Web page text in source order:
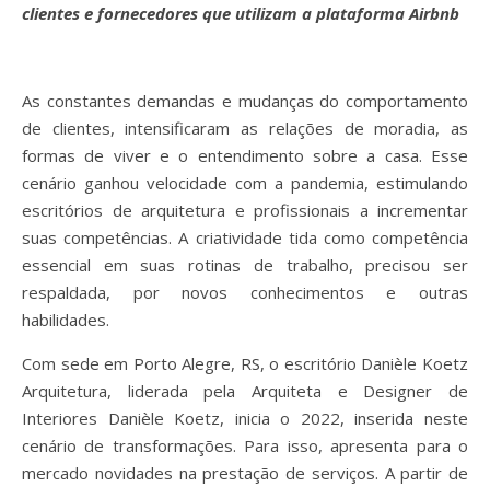
clientes e fornecedores que utilizam a plataforma Airbnb
As constantes demandas e mudanças do comportamento
de clientes, intensificaram as relações de moradia, as
formas de viver e o entendimento sobre a casa. Esse
cenário ganhou velocidade com a pandemia, estimulando
escritórios de arquitetura e profissionais a incrementar
suas competências. A criatividade tida como competência
essencial em suas rotinas de trabalho, precisou ser
respaldada, por novos conhecimentos e outras
habilidades.
Com sede em Porto Alegre, RS, o escritório Danièle Koetz
Arquitetura, liderada pela Arquiteta e Designer de
Interiores Danièle Koetz, inicia o 2022, inserida neste
cenário de transformações. Para isso, apresenta para o
mercado novidades na prestação de serviços. A partir de